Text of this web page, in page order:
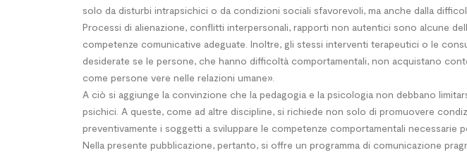
solo da disturbi intrapsichici o da condizioni sociali sfavo­revoli, ma anche dalla
Processi di alienazione, conflitti interpersonali, rapporti non autentici sono alcune
competenze co­municative adeguate. Inoltre, gli stessi interventi terapeutici o le
desiderate se le persone, che hanno difficoltà comportamentali, non acquistano
come persone vere nelle relazioni umane».
A ciò si aggiunge la convinzione che la pedagogia e la psicologia non debbano
psichici. A queste, come ad altre discipli­ne, si richiede non solo di promuovere
preventivamente i soggetti a sviluppare le competenze comportamentali necessarie
Nella presente pubblicazione, pertanto, si offre un programma di co­municazione